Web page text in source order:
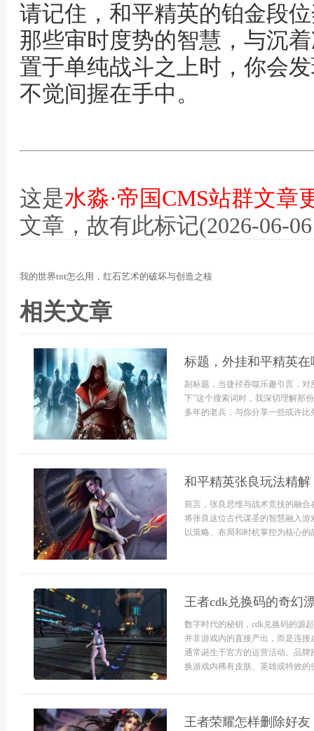
请记住，和平精英的铂金段
那些审时度势的智慧，与沉
置于单纯战斗之上时，你会
不觉间握在手中。
这是水淼·帝国CMS站群文章
文章，故有此标记(2026-06-
我的世界tnt怎么用，红石艺术的破坏与创造之核
相关文章
标题，外挂和平精英
副标题，当捷径吞噬乐趣引言，
下”这个搜索词时，我深切理解那
多年的老兵，与你分享一些或许
和平精英张良玩法精
前言，张良思维与战术竞技的融
将张良这位古代谋圣的智慧融入
以策略、布局和时机掌控为核心的
王者cdk兑换码的奇幻
数字时代的秘钥，cdk兑换码的源
并非游戏内的直接产出，而是连
通常诞生于官方的运营活动、品
换游戏内稀有皮肤、英雄或特效
王者荣耀怎样删除好